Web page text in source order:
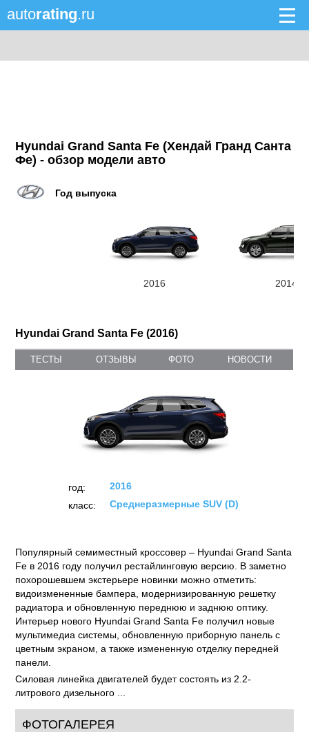
autorating.ru
Hyundai Grand Santa Fe (Хендай Гранд Санта
Фе) - обзор модели авто
Год выпуска
2016 2014
Hyundai Grand Santa Fe (2016)
ТЕСТЫ ОТЗЫВЫ ФОТО НОВОСТИ
год:
2016
класс:
Среднеразмерные SUV (D)
Популярный семиместный кроссовер – Hyundai Grand Santa
Fe в 2016 году получил рестайлинговую версию. В заметно
похорошевшем экстерьере новинки можно отметить:
видоизмененные бампера, модернизированную решетку
радиатора и обновленную переднюю и заднюю оптику.
Интерьер нового Hyundai Grand Santa Fe получил новые
мультимедиа системы, обновленную приборную панель с
цветным экраном, а также измененную отделку передней
панели.
Силовая линейка двигателей будет состоять из 2.2-
литрового дизельного ...
ФОТОГАЛЕРЕЯ